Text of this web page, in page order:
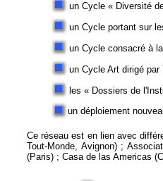
Ce réseau est en lien avec
Tout-Monde, Avignon) ;
(Paris) ; Casa de las Americas
un Cycle portant sur
un Cycle consacré à
un Cycle Art dirigé par
un déploiement
les « Dossiers de
un Cycle « Diversité